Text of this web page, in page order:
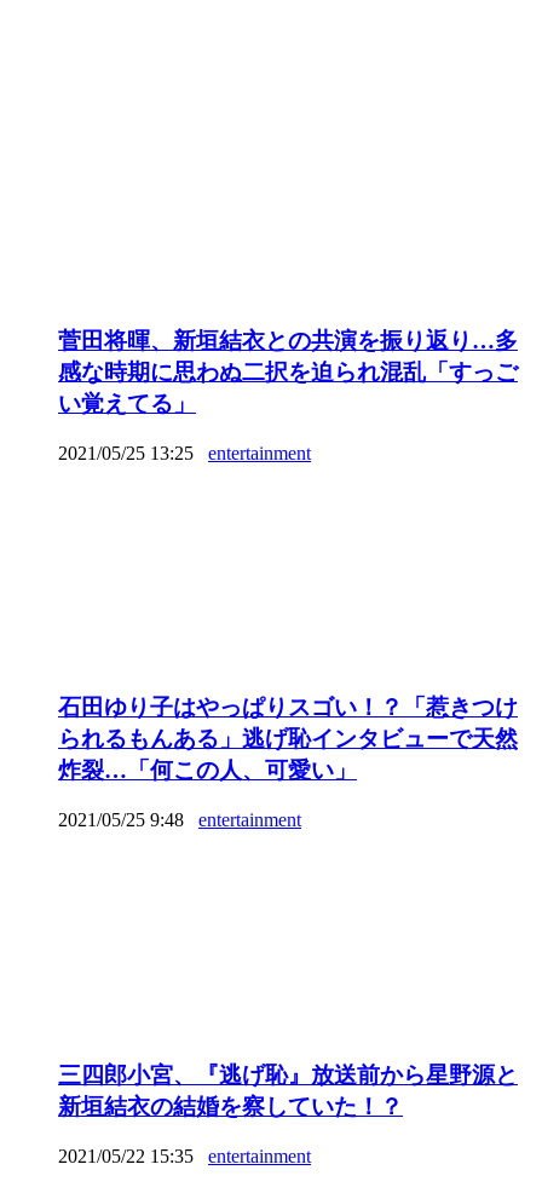
菅田将暉、新垣結衣との共演を振り返り…多
感な時期に思わぬ二択を迫られ混乱「すっご
い覚えてる」
2021/05/25 13:25 entertainment
石田ゆり子はやっぱりスゴい！？「惹きつけ
られるもんある」逃げ恥インタビューで天然
炸裂…「何この人、可愛い」
2021/05/25 9:48 entertainment
三四郎小宮、『逃げ恥』放送前から星野源と
新垣結衣の結婚を察していた！？
2021/05/22 15:35 entertainment